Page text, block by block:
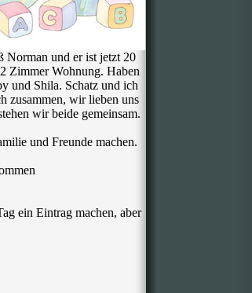
Norman und er ist jetzt 20
Zimmer Wohnung. Haben
und Shila. Schatz und ich
zusammen, wir lieben uns
wir beide gemeinsam.
und Freunde machen.
ein Eintrag machen, aber